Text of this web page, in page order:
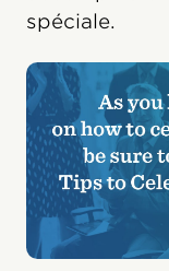
spéciale.